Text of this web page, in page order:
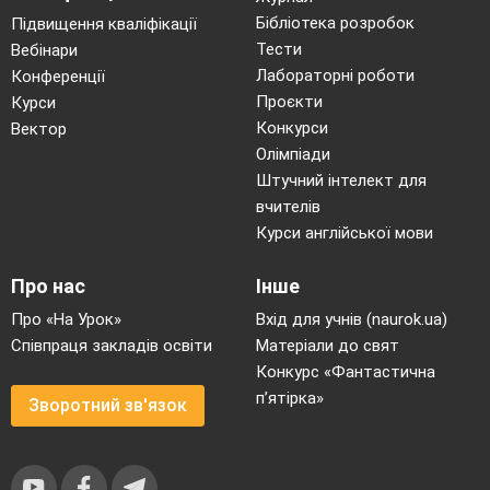
— У рослин їх налічується… типів
— Потовщення стебла забезпечує… тканина.
— Фотосинтез відбувається у клітинах… тканини.
— Судинно-волокнисті пучки утворені… тканинами.
— Міцності рослинам надають… тканини.
Використовуючи нижче названі особливості будови і
функцій різних типів тканин заповніть таблицю
Особливості будови
Механічна
Особливості будови:
1)
складаються з живих або мертвих клітин з
міцною клітинною оболонкою;
2)
складаються з живих дрібних клітин, які
мають тоненькі стінки та великі ядра;
або мертвими клітинами, які вкриті захисними
Підвищення кваліфікації
Вебінари
Конференції
Курси
Вектор
Бібліотека розробок
Тести
Лабораторні роботи
Проєкти
Конкурси
Олімпіади
Штучний інтелект для
вчителів
Курси англійської мови
Про нас
Про «На Урок»
Співпраця закладів освіти
Зворотний зв'язок
Інше
Вхід для учнів (naurok.ua)
Матеріали до свят
Конкурс «Фантастична
п’ятірка»